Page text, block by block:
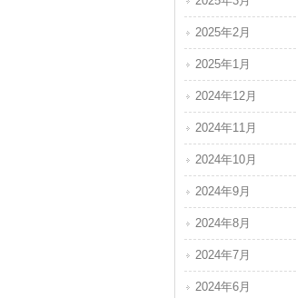
2025年2月
2025年1月
2024年12月
2024年11月
2024年10月
2024年9月
2024年8月
2024年7月
2024年6月